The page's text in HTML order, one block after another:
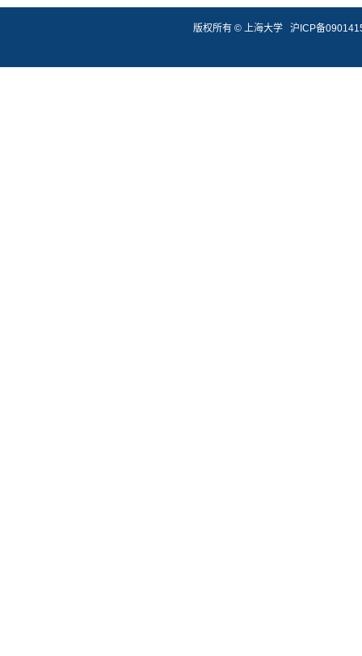
版权所有 © 上海大学 沪ICP备